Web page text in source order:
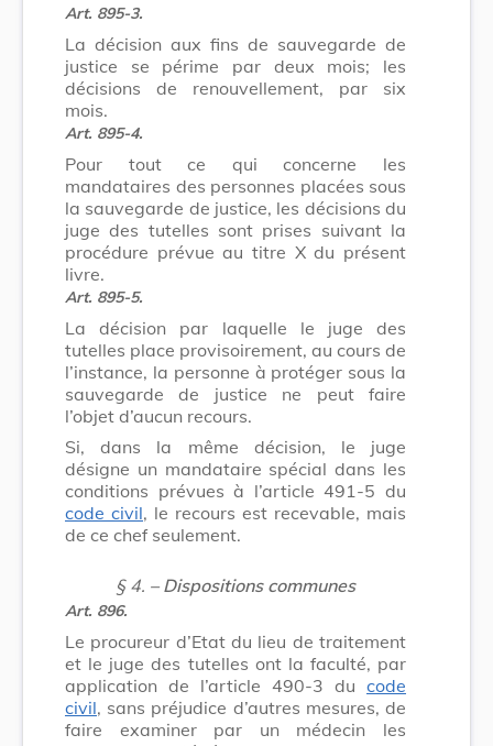
Art. 895-3.
La décision aux fins de sauvegarde de
justice se périme par deux mois; les
décisions de renouvellement, par six
mois.
Art. 895-4.
Pour tout ce qui concerne les
mandataires des personnes placées sous
la sauvegarde de justice, les décisions du
juge des tutelles sont prises suivant la
procédure prévue au titre X du présent
livre.
Art. 895-5.
La décision par laquelle le juge des
tutelles place provisoirement, au cours de
l’instance, la personne à protéger sous la
sauvegarde de justice ne peut faire
l’objet d’aucun recours.
Si, dans la même décision, le juge
désigne un mandataire spécial dans les
conditions prévues à l’article 491-5 du
code civil, le recours est recevable, mais
de ce chef seulement.
§ 4. – Dispositions communes
Art. 896.
Le procureur d’Etat du lieu de traitement
et le juge des tutelles ont la faculté, par
application de l’article 490-3 du code
civil, sans préjudice d’autres mesures, de
faire examiner par un médecin les